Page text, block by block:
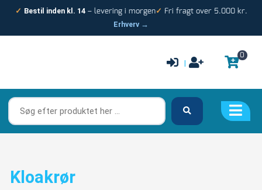
✓ Bestil inden kl. 14– levering i morgen✓ Fri fragt over 5.000 kr.
Erhverv →
|
0
Søg
efter
produktet
Kloakrør